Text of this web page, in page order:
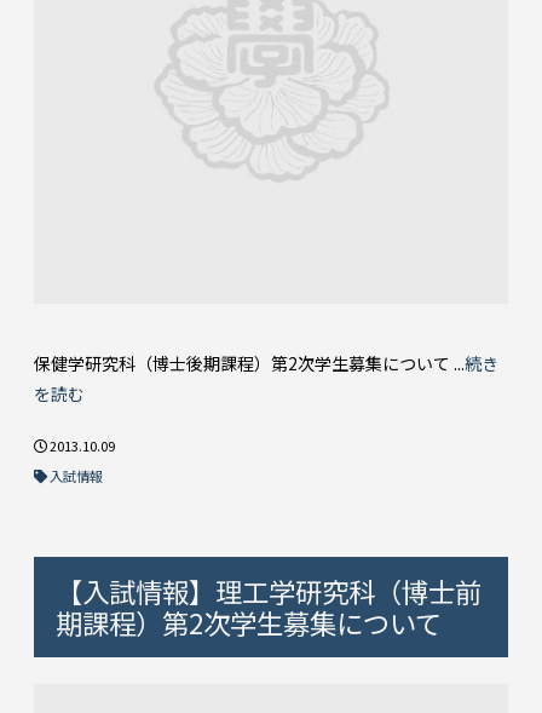
保健学研究科（博士後期課程）第2次学生募集について ...続き
を読む
2013.10.09
入試情報
【入試情報】理工学研究科（博士前
期課程）第2次学生募集について